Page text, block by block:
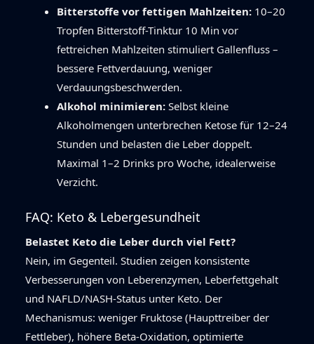
Bitterstoffe vor fettigen Mahlzeiten: 10–20
Tropfen Bitterstoff-Tinktur 10 Min vor
fettreichen Mahlzeiten stimuliert Gallenfluss –
bessere Fettverdauung, weniger
Verdauungsbeschwerden.
Alkohol minimieren: Selbst kleine
Alkoholmengen unterbrechen Ketose für 12–24
Stunden und belasten die Leber doppelt.
Maximal 1–2 Drinks pro Woche, idealerweise
Verzicht.
FAQ: Keto & Lebergesundheit
Belastet Keto die Leber durch viel Fett?
Nein, im Gegenteil. Studien zeigen konsistente
Verbesserungen von Leberenzymen, Leberfettgehalt
und NAFLD/NASH-Status unter Keto. Der
Mechanismus: weniger Fruktose (Haupttreiber der
Fettleber), höhere Beta-Oxidation, optimierte